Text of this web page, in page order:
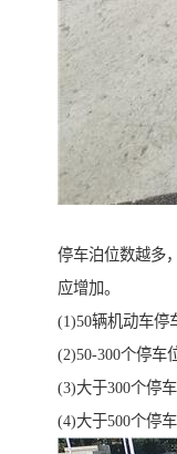
停车泊位数越多
应增加。
(1)50辆机动车停
(2)50-300个停车
(3)大于300个停
(4)大于500个停